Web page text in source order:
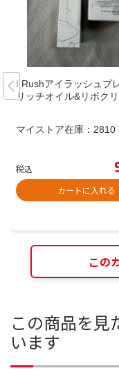
I Rushアイラッシュプ
リッチオイル&リボク
マイストア在庫： 2810
税込
カートに入れる
この
この商品を見
います